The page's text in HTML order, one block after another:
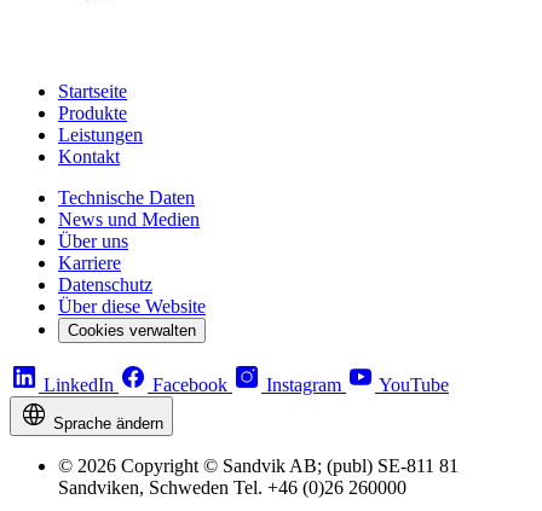
Startseite
Produkte
Leistungen
Kontakt
Technische Daten
News und Medien
Über uns
Karriere
Datenschutz
Über diese Website
Cookies verwalten
LinkedIn Facebook Instagram YouTube
Sprache ändern
© 2026 Copyright © Sandvik AB; (publ) SE-811 81
Sandviken, Schweden Tel. +46 (0)26 260000